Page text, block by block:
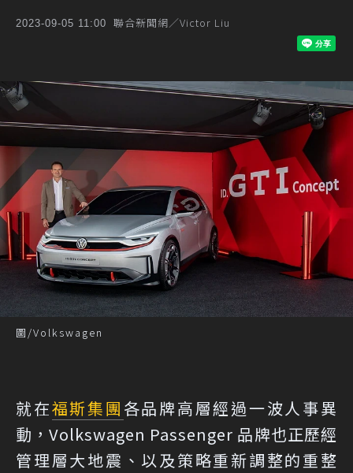
2023-09-05 11:00 聯合新聞網／Victor Liu
圖/Volkswagen
就在福斯集團 各品牌高層經過一波人事異
動，Volkswagen Passenger 品牌也正歷經
管理層大地震、以及策略重新調整的重整